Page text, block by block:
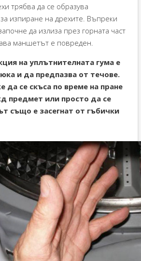
трябва да се образува
изпиране на дрехите. Въпреки
да излиза през горната част
маншетът е повреден.
на уплътнителната гума е
и да предпазва от течове.
се скъса по време на пране
предмет или просто да се
също е засегнат от гъбички